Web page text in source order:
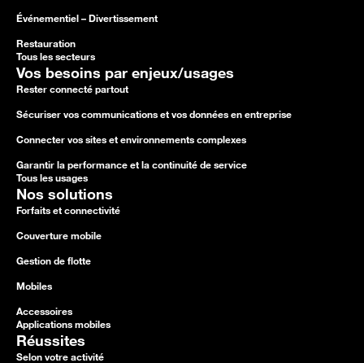
Événementiel – Divertissement
Restauration
Tous les secteurs
Vos besoins par enjeux/usages
Rester connecté partout
Sécuriser vos communications et vos données en entreprise
Connecter vos sites et environnements complexes
Garantir la performance et la continuité de service
Tous les usages
Nos solutions
Forfaits et connectivité
Couverture mobile
Gestion de flotte
Mobiles
Accessoires
Applications mobiles
Réussites
Selon votre activité